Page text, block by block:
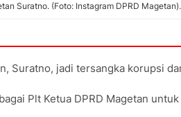
Suratno. (Foto: Instagram DPRD Magetan).
Suratno, jadi tersangka korupsi
Plt Ketua DPRD Magetan